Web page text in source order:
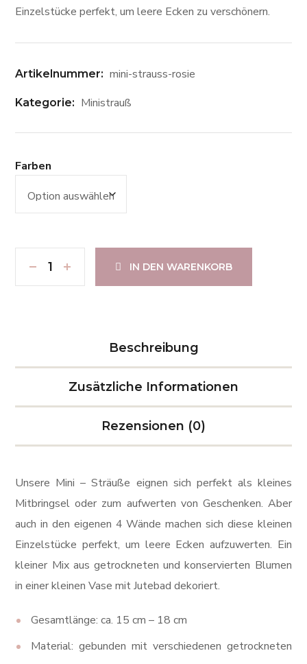
Einzelstücke perfekt, um leere Ecken zu verschönern.
Artikelnummer: mini-strauss-rosie
Kategorie: Ministrauß
Farben
IN DEN WARENKORB
Beschreibung
Zusätzliche Informationen
Rezensionen (0)
Unsere Mini – Sträuße eignen sich perfekt als kleines
Mitbringsel oder zum aufwerten von Geschenken. Aber
auch in den eigenen 4 Wände machen sich diese kleinen
Einzelstücke perfekt, um leere Ecken aufzuwerten. Ein
kleiner Mix aus getrockneten und konservierten Blumen
in einer kleinen Vase mit Jutebad dekoriert.
Gesamtlänge: ca. 15 cm – 18 cm
Material: gebunden mit verschiedenen getrockneten